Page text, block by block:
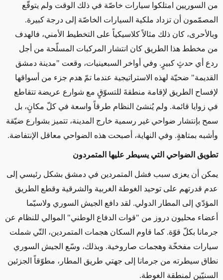
من السوريين امتلكوا سيارات خاصّة في ذلك الوقت ولم يتوقّع
المصمّمون أن تزداد ملكية السيارات الخاصّة إلى درجة كبيرة.
وبالأحرى، كان ذلك مثالاً كلاسيكياً على التخطيط الأمني، فالهدف
من مخطط هذا الطريق كان انتشار المركبات المسلّحة من أجل
ردع أي حدثٍ كبيرٍ. وفي أواخر السبعينيات، وقعت "مدينة دمشق
القديمة" ضحيّة لهذه الاستراتيجية عندما تمّ هدم جزء من أسواقها
لإفساح الطريق لإقامة منطقةَ للتسوّقٍ مع شوارع عريضة تتقاطع
في زوايا قائمة. ولم يُنشئ النظام طرقاً واسعة في كلّ مكانٍ، بل
سمح بإنتشار ضواحي غير رسمية خارج المدينة، تتميز بشوارع ضيّقة
وأشبه بمتاهةٍ. وفي النهاية، أصبحت هذه الضواحي معاقل الإنتفاضة.
تطويق الضواحي التي يسيطر عليها المتمردون
يمكن أن يعزى سبب فشل المتمردين في دمشق بشكل رئيسي إلى
عدم قدرتهم على توحيد الغوطة الغربية والشرقية وقطع الطريق
المؤدّي إلى المطار الدولي. لقد دافع الجيش السوري ولاسيّما
أعضاء محليون دروز من "قوات الدفاع الوطني" الموالي للنظام عن
جرمانا بكلّ قوّة. كما قاوم السكان هجمات المتمردين، التّي شملت
سيارات مفخخّة وهجمات صاروخية. وبذلك، وسّع الجيش السوري
نطاق سيطرته من جرمانا إلى جهتي طريق المطار، مطوّقاً الجزئين
السنيّين لمنطقة الغوطة.